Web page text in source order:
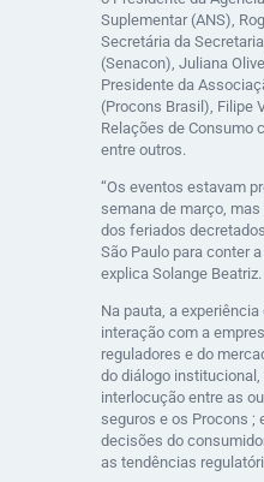
Suplementar (ANS),
Secretária da
(Senacon), Juliana
Presidente da
(Procons Brasil), Filipe
Relações de Consumo
entre outros.
“Os eventos estavam
semana de março,
dos feriados
São Paulo para conter a
explica Solange Beatriz.
Na pauta, a
interação com a
reguladores e do
do diálogo
interlocução entre as
seguros e os Procons ;
decisões do
as tendências